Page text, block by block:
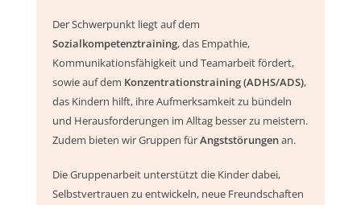
Der Schwerpunkt liegt auf dem
Sozialkompetenztraining, das Empathie,
Kommunikationsfähigkeit und Teamarbeit fördert,
sowie auf dem Konzentrationstraining (ADHS/ADS),
das Kindern hilft, ihre Aufmerksamkeit zu bündeln
und Herausforderungen im Alltag besser zu meistern.
Zudem bieten wir Gruppen fürAngststörungenan.
Die Gruppenarbeit unterstützt die Kinder dabei,
Selbstvertrauen zu entwickeln, neue Freundschaften